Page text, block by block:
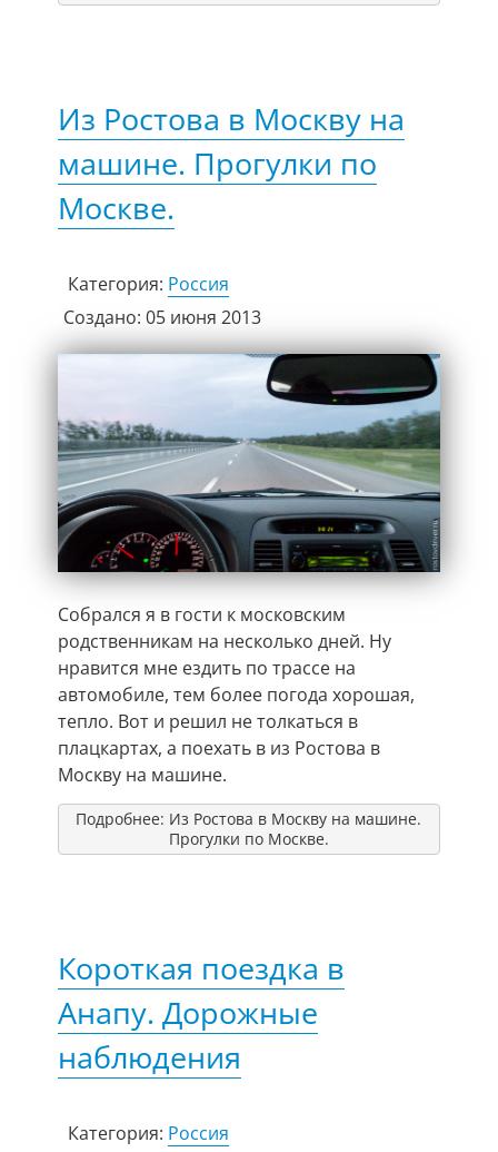
Из Ростова в Москву на
машине. Прогулки по
Москве.
Категория: Россия
Создано: 05 июня 2013
Собрался я в гости к московским
родственникам на несколько дней. Ну
нравится мне ездить по трассе на
автомобиле, тем более погода хорошая,
тепло. Вот и решил не толкаться в
плацкартах, а поехать в из Ростова в
Москву на машине.
Подробнее: Из Ростова в Москву на машине.
Прогулки по Москве.
Короткая поездка в
Анапу. Дорожные
наблюдения
Категория: Россия